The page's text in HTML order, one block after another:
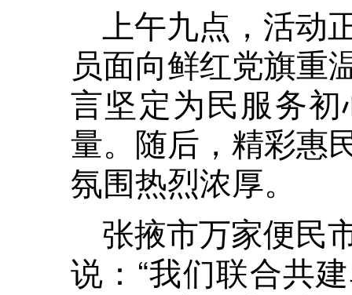
上午九点，活动
员面向鲜红党旗重
言坚定为民服务
量。随后，精彩惠
氛围热烈浓厚。
张掖市万家便民
说：“我们联合共